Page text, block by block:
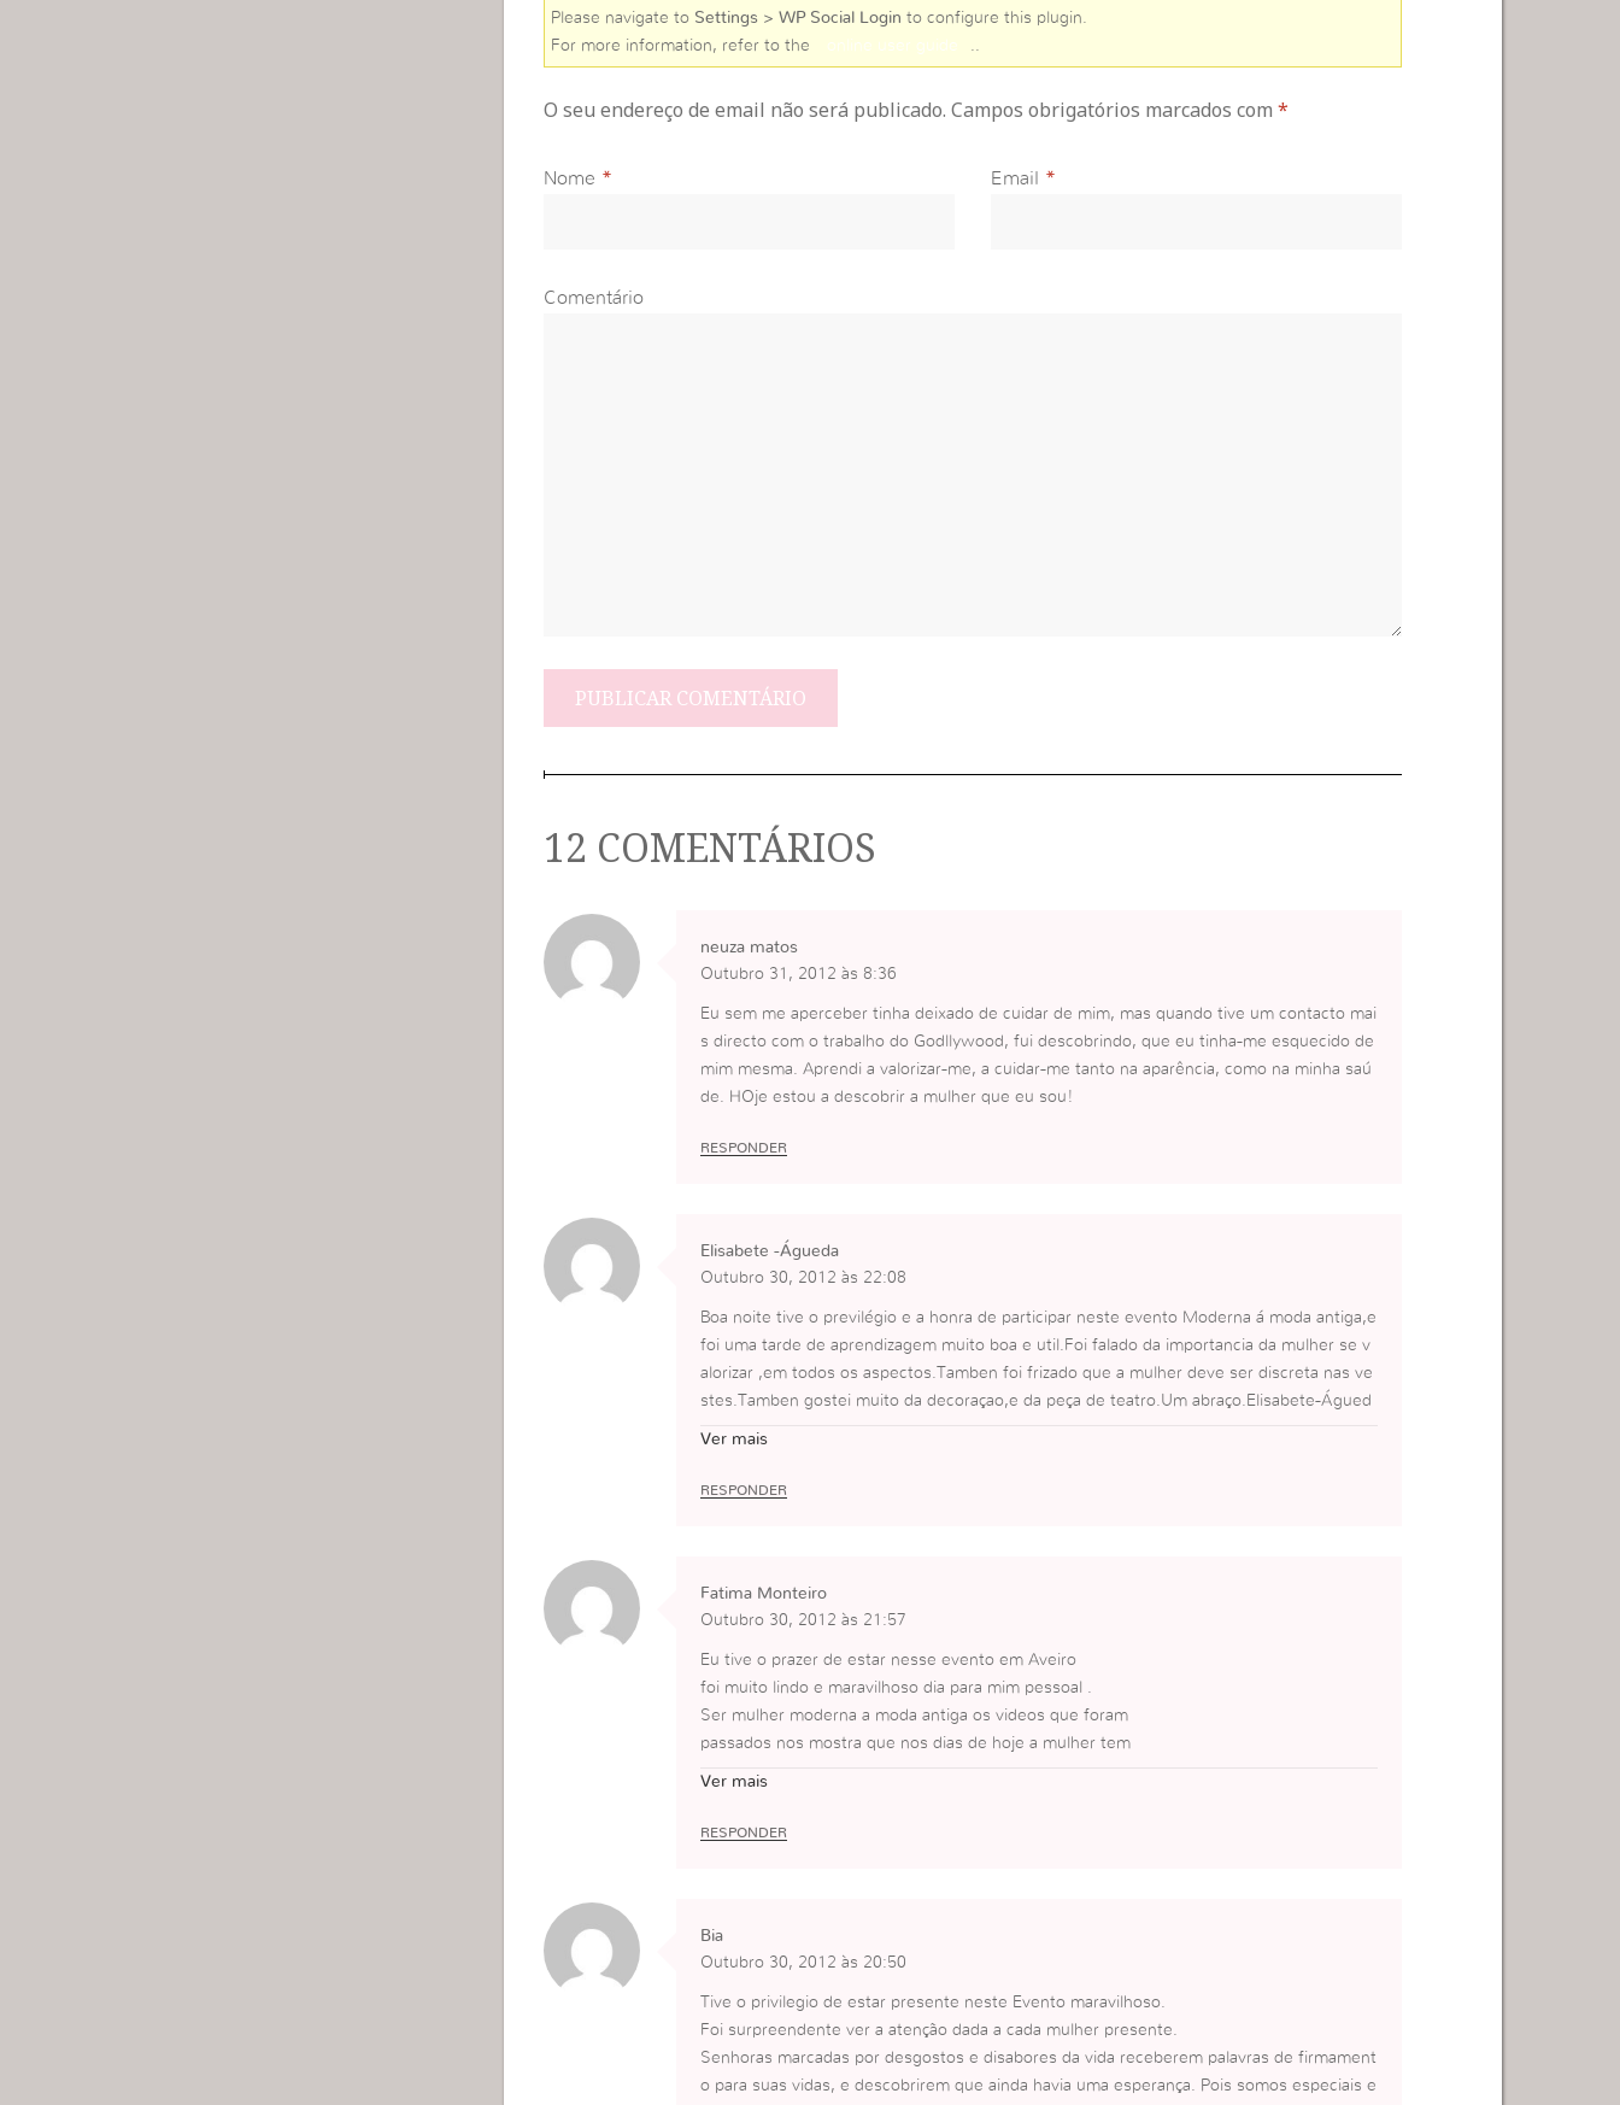
Please navigate to Settings > WP Social Login to configure this plugin.
For more information, refer to the
online user guide
O seu endereço de email não será publicado. Campos obrigatórios marcados com *
Nome * Email *
Comentário
12 COMENTÁRIOS
neuza matos
Outubro 31, 2012 às 8:36
Eu sem me aperceber tinha deixado de cuidar de mim, mas quando tive um contacto mai
s directo com o trabalho do Godllywood, fui descobrindo, que eu tinha-me esquecido de
mim mesma. Aprendi a valorizar-me, a cuidar-me tanto na aparência, como na minha saú
de. HOje estou a descobrir a mulher que eu sou!
RESPONDER
Elisabete -Águeda
Outubro 30, 2012 às 22:08
Boa noite tive o previlégio e a honra de participar neste evento Moderna á moda antiga,e
foi uma tarde de aprendizagem muito boa e util.Foi falado da importancia da mulher se v
alorizar ,em todos os aspectos.Tamben foi frizado que a mulher deve ser discreta nas ve
stes.Tamben gostei muito da decoraçao,e da peça de teatro.Um abraço.Elisabete-Águed
a
Ver mais
RESPONDER
Fatima Monteiro
Outubro 30, 2012 às 21:57
Eu tive o prazer de estar nesse evento em Aveiro
foi muito lindo e maravilhoso dia para mim pessoal .
Ser mulher moderna a moda antiga os videos que foram
passados nos mostra que nos dias de hoje a mulher tem
que se valorizar muito mais.
uma grande transformação nas mulheres V que
Ver mais
RESPONDER
Bia
Outubro 30, 2012 às 20:50
Tive o privilegio de estar presente neste Evento maravilhoso.
Foi surpreendente ver a atenção dada a cada mulher presente.
Senhoras marcadas por desgostos e disabores da vida receberem palavras de firmament
o para suas vidas, e descobrirem que ainda havia uma esperança. Pois somos especiais e